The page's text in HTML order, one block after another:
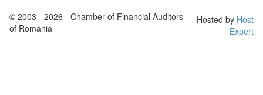
© 2003 - 2026 - Chamber of Financial Auditors
of Romania
Hosted by Host
Expert